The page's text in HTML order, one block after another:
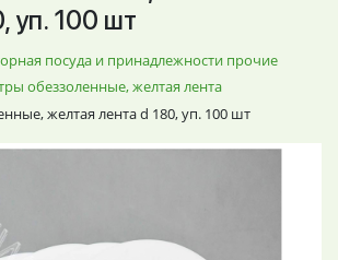
уп. 100 шт
посуда и принадлежности прочие
обеззоленные, желтая лента
желтая лента d 180, уп. 100 шт